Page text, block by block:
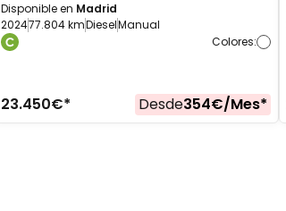
Disponible en Madrid
202477.804 kmDieselManual
Colores:
23.450€* Desde354€/Mes*